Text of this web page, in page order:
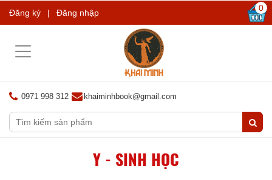
Đăng ký | Đăng nhập 0
Toggle
0971 998 312 khaiminhbook@gmail.com
Y - SINH HỌC